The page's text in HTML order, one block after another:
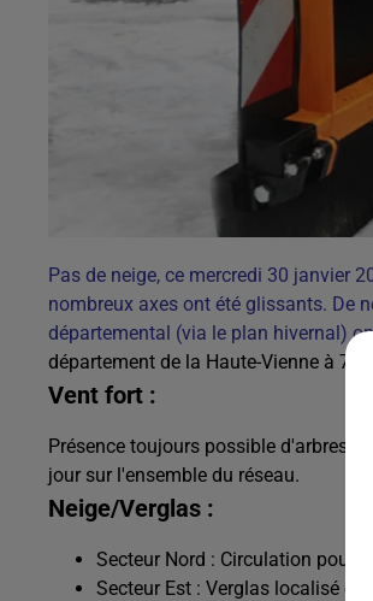
Pas de neige, ce mercredi 30 janvier
nombreux axes ont été glissants. De
départemental (via le plan hivernal)
département de la Haute-Vienne à 7h :
Vent fort :
Présence toujours possible d'arbres
jour sur l'ensemble du réseau.
Neige/Verglas :
Secteur Nord : Circulation pour
Secteur Est : Verglas localisé